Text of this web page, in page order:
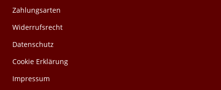
Zahlungsarten
Widerrufsrecht
Datenschutz
Cookie Erklärung
Impressum